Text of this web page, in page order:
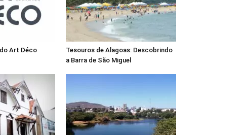
Art Déco
Tesouros de Alagoas: Descobrindo
a Barra de São Miguel